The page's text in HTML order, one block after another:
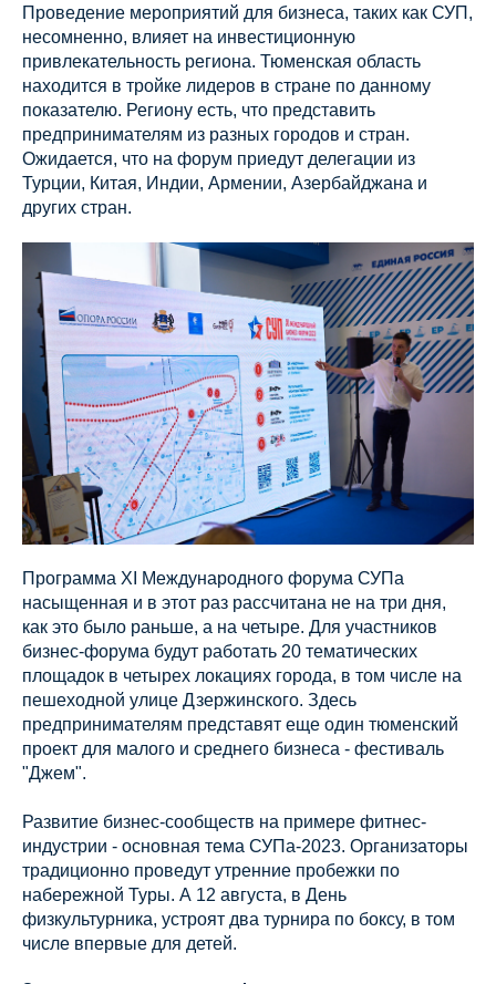
Проведение мероприятий для бизнеса, таких как СУП,
несомненно, влияет на инвестиционную
привлекательность региона. Тюменская область
находится в тройке лидеров в стране по данному
показателю. Региону есть, что представить
предпринимателям из разных городов и стран.
Ожидается, что на форум приедут делегации из
Турции, Китая, Индии, Армении, Азербайджана и
других стран.
Программа XI Международного форума СУПа
насыщенная и в этот раз рассчитана не на три дня,
как это было раньше, а на четыре. Для участников
бизнес-форума будут работать 20 тематических
площадок в четырех локациях города, в том числе на
пешеходной улице Дзержинского. Здесь
предпринимателям представят еще один тюменский
проект для малого и среднего бизнеса - фестиваль
"Джем".
Развитие бизнес-сообществ на примере фитнес-
индустрии - основная тема СУПа-2023. Организаторы
традиционно проведут утренние пробежки по
набережной Туры. А 12 августа, в День
физкультурника, устроят два турнира по боксу, в том
числе впервые для детей.